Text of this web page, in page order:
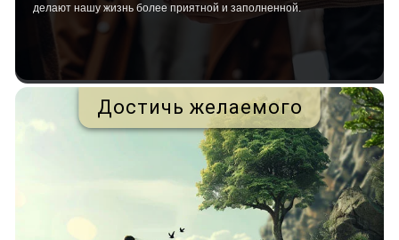
делают нашу жизнь более приятной и заполненной.
Достичь желаемого